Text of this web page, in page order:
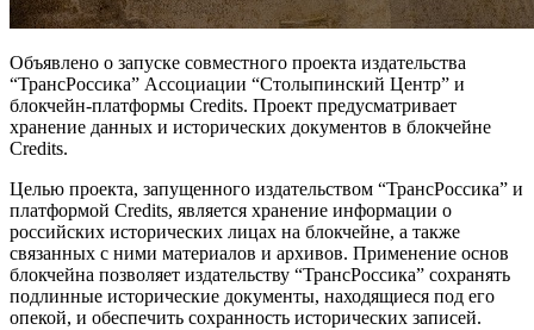
Объявлено о запуске совместного проекта издательства
“ТрансРоссика” Ассоциации “Столыпинский Центр” и
блокчейн-платформы Credits. Проект предусматривает
хранение данных и исторических документов в блокчейне
Credits.
Целью проекта, запущенного издательством “ТрансРоссика” и
платформой Credits, является хранение информации о
российских исторических лицах на блокчейне, а также
связанных с ними материалов и архивов. Применение основ
блокчейна позволяет издательству “ТрансРоссика” сохранять
подлинные исторические документы, находящиеся под его
опекой, и обеспечить сохранность исторических записей.